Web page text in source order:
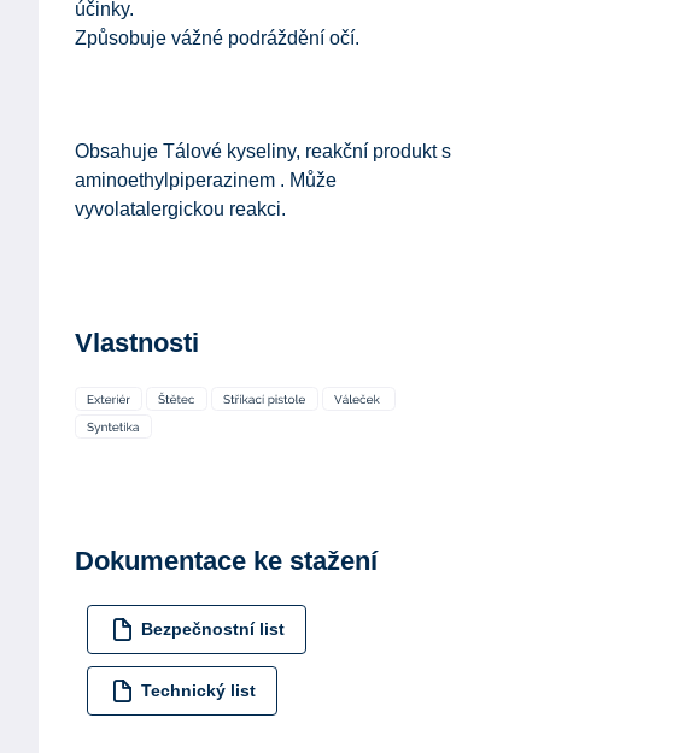
účinky.
Způsobuje vážné podráždění očí.
Obsahuje Tálové kyseliny, reakční produkt s
aminoethylpiperazinem . Může
vyvolatalergickou reakci.
Vlastnosti
Dokumentace ke stažení
Bezpečnostní list
Technický list